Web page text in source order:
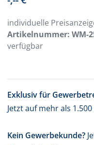
individuelle
Artikelnummer: WM-
verfügbar
Exklusiv für
Jetzt auf mehr als
Kein Gewerbekunde?